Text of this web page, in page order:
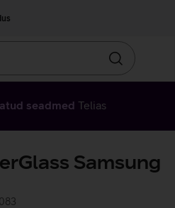
Otsin
seadmed Telias
Samsung